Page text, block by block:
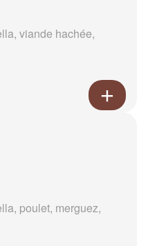
viande hachée,
poulet, merguez,